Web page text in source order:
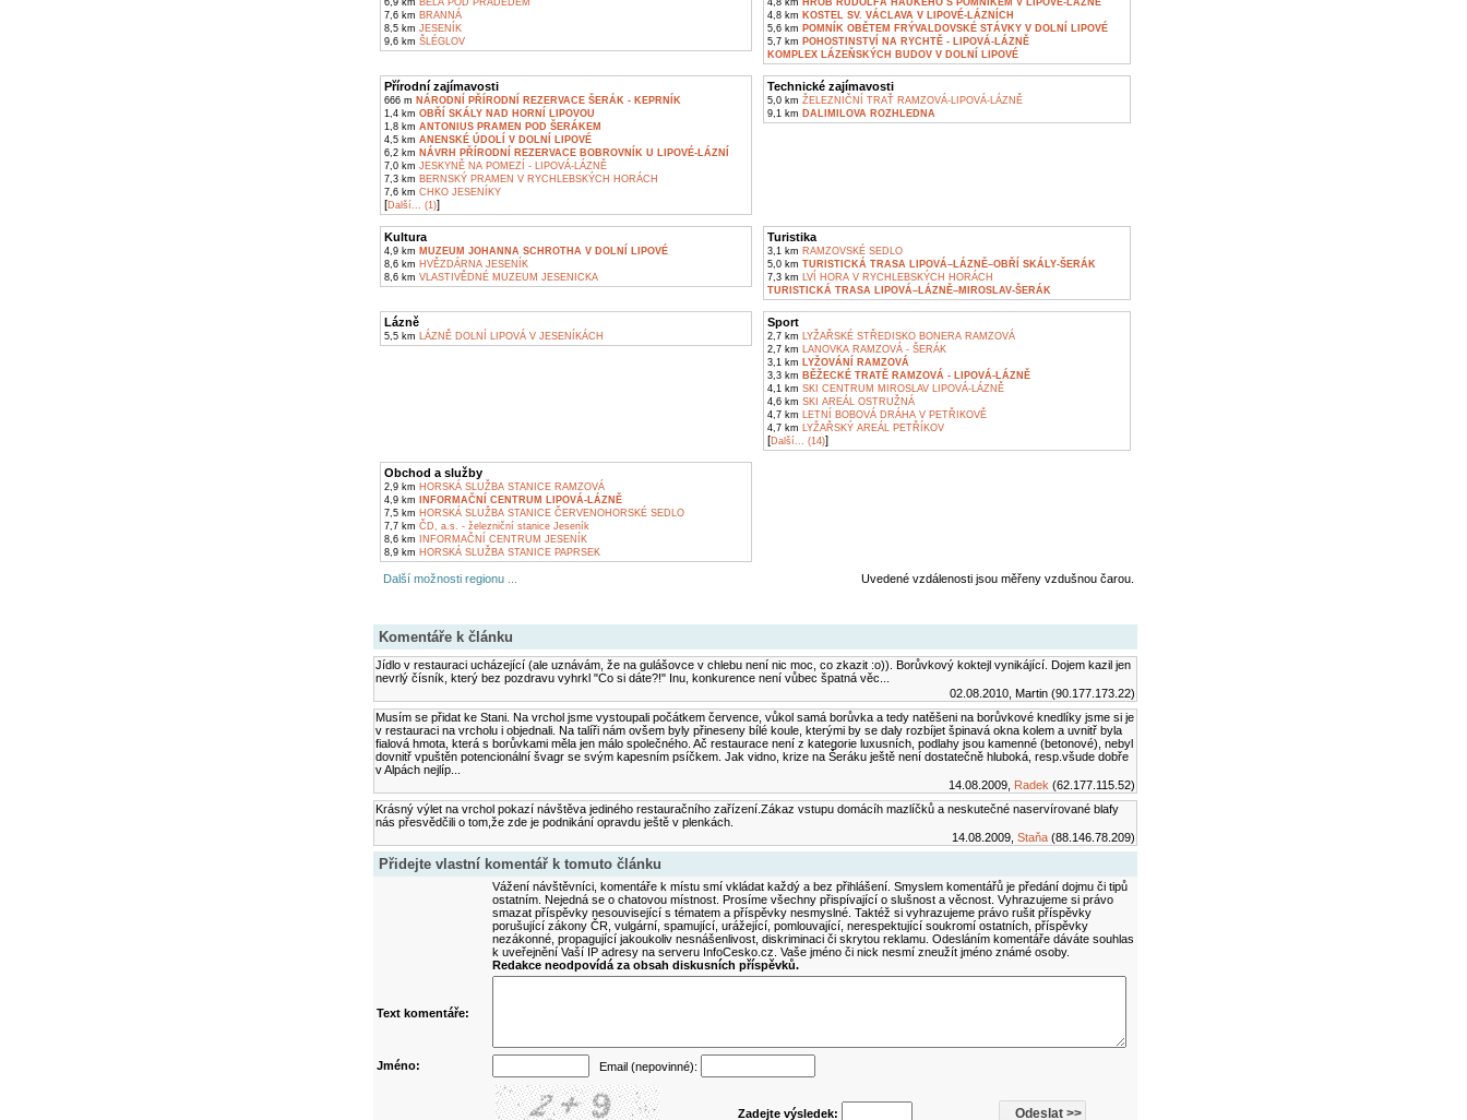
6,9 km BĚLÁ POD PRADĚDEM
7,6 km BRANNÁ
8,5 km JESENÍK
9,6 km ŠLÉGLOV
4,8 km HROB RUDOLFA HAUKEHO S POMNÍKEM V LIPOVÉ-LÁZNĚ
4,8 km KOSTEL SV. VÁCLAVA V LIPOVÉ-LÁZNÍCH
5,6 km POMNÍK OBĚTEM FRÝVALDOVSKÉ STÁVKY V DOLNÍ LIPOVÉ
5,7 km POHOSTINSTVÍ NA RYCHTĚ - LIPOVÁ-LÁZNĚ
KOMPLEX LÁZEŇSKÝCH BUDOV V DOLNÍ LIPOVÉ
Přírodní zajímavosti
666 m NÁRODNÍ PŘÍRODNÍ REZERVACE ŠERÁK - KEPRNÍK
1,4 km OBŘÍ SKÁLY NAD HORNÍ LIPOVOU
1,8 km ANTONIUS PRAMEN POD ŠERÁKEM
4,5 km ANENSKÉ ÚDOLÍ V DOLNÍ LIPOVÉ
6,2 km NÁVRH PŘÍRODNÍ REZERVACE BOBROVNÍK U LIPOVÉ-LÁZNÍ
7,0 km JESKYNĚ NA POMEZÍ - LIPOVÁ-LÁZNĚ
7,3 km BERNSKÝ PRAMEN V RYCHLEBSKÝCH HORÁCH
7,6 km CHKO JESENÍKY
[Další... (1)]
Technické zajímavosti
5,0 km ŽELEZNIČNÍ TRAŤ RAMZOVÁ-LIPOVÁ-LÁZNĚ
9,1 km DALIMILOVA ROZHLEDNA
Kultura
4,9 km MUZEUM JOHANNA SCHROTHA V DOLNÍ LIPOVÉ
8,6 km HVĚZDÁRNA JESENÍK
8,6 km VLASTIVĚDNÉ MUZEUM JESENICKA
Turistika
3,1 km RAMZOVSKÉ SEDLO
5,0 km TURISTICKÁ TRASA LIPOVÁ–LÁZNĚ–OBŘÍ SKÁLY-ŠERÁK
7,3 km LVÍ HORA V RYCHLEBSKÝCH HORÁCH
TURISTICKÁ TRASA LIPOVÁ–LÁZNĚ–MIROSLAV-ŠERÁK
Lázně
5,5 km LÁZNĚ DOLNÍ LIPOVÁ V JESENÍKÁCH
Sport
2,7 km LYŽAŘSKÉ STŘEDISKO BONERA RAMZOVÁ
2,7 km LANOVKA RAMZOVÁ - ŠERÁK
3,1 km LYŽOVÁNÍ RAMZOVÁ
3,3 km BĚŽECKÉ TRATĚ RAMZOVÁ - LIPOVÁ-LÁZNĚ
4,1 km SKI CENTRUM MIROSLAV LIPOVÁ-LÁZNĚ
4,6 km SKI AREÁL OSTRUŽNÁ
4,7 km LETNÍ BOBOVÁ DRÁHA V PETŘIKOVĚ
4,7 km LYŽAŘSKÝ AREÁL PETŘÍKOV
[Další... (14)]
Obchod a služby
2,9 km HORSKÁ SLUŽBA STANICE RAMZOVÁ
4,9 km
INFORMAČNÍ CENTRUM LIPOVÁ-LÁZNĚ
7,5 km HORSKÁ SLUŽBA STANICE ČERVENOHORSKÉ SEDLO
7,7 km ČD, a.s. - železniční stanice Jeseník
8,6 km INFORMAČNÍ CENTRUM JESENÍK
8,9 km HORSKÁ SLUŽBA STANICE PAPRSEK
Další možnosti regionu ... Uvedené vzdálenosti jsou měřeny vzdušnou čarou.
Komentáře k článku
Jídlo v restauraci ucházející (ale uznávám, že na gulášovce v chlebu není nic moc, co zkazit :o)). Borůvkový koktejl vynikájící. Dojem kazil jen
nevrlý čísník, který bez pozdravu vyhrkl "Co si dáte?!" Inu, konkurence není vůbec špatná věc...
02.08.2010, Martin (90.177.173.22)
Musím se přidat ke Stani. Na vrchol jsme vystoupali počátkem července, vůkol samá borůvka a tedy natěšeni na borůvkové knedlíky jsme si je
v restauraci na vrcholu i objednali. Na talíři nám ovšem byly přineseny bílé koule, kterými by se daly rozbíjet špinavá okna kolem a uvnitř byla
fialová hmota, která s borůvkami měla jen málo společného. Ač restaurace není z kategorie luxusních, podlahy jsou kamenné (betonové), nebyl
dovnitř vpuštěn potencionální švagr se svým kapesním psíčkem. Jak vidno, krize na Šeráku ještě není dostatečně hluboká, resp.všude dobře
v Alpách nejlíp...
14.08.2009, Radek (62.177.115.52)
Krásný výlet na vrchol pokazí návštěva jediného restauračního zařízení.Zákaz vstupu domácíh mazlíčků a neskutečné naservírované blafy
nás přesvědčili o tom,že zde je podnikání opravdu ještě v plenkách.
14.08.2009, Staňa(88.146.78.209)
Přidejte vlastní komentář k tomuto článku
Vážení návštěvníci, komentáře k místu smí vkládat každý a bez přihlášení. Smyslem komentářů je předání dojmu či tipů
ostatním. Nejedná se o chatovou místnost. Prosíme všechny přispívající o slušnost a věcnost. Vyhrazujeme si právo
smazat příspěvky nesouvisející s tématem a příspěvky nesmyslné. Taktéž si vyhrazujeme právo rušit příspěvky
porušující zákony ČR, vulgární, spamující, urážející, pomlouvající, nerespektující soukromí ostatních, příspěvky
nezákonné, propagující jakoukoliv nesnášenlivost, diskriminaci či skrytou reklamu. Odesláním komentáře dáváte souhlas
k uveřejnění Vaší IP adresy na serveru InfoCesko.cz. Vaše jméno či nick nesmí zneužít jméno známé osoby.
Redakce neodpovídá za obsah diskusních příspěvků.
Text komentáře:
Jméno: Email (nepovinné):
Zadejte výsledek: